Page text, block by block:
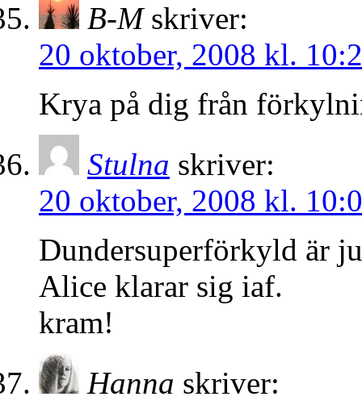
B-M skriver:
20 oktober, 2008 kl.
Krya på dig från
Stulna skriver:
20 oktober, 2008 kl.
Dundersuperförkyld är
Alice klarar sig iaf.
kram!
Hanna skriver: